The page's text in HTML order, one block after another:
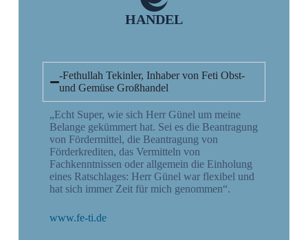
HANDEL
-Fethullah Tekinler, Inhaber von Feti Obst-
und Gemüse Großhandel
„Echt Super, wie sich Herr Günel um meine
Belange gekümmert hat. Sei es die Beantragung
von Fördermittel, die Beantragung von
Förderkrediten, das Vermitteln von
Fachkenntnissen oder allgemein die Einholung
eines Ratschlages: Herr Günel war flexibel und
hat sich immer Zeit für mich genommen“.
www.fe-ti.de